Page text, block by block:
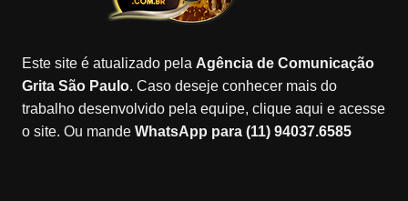
s
a
n
n
el
Este site é atualizado pela Agência de Comunicação
Grita São Paulo. Caso deseje conhecer mais do
trabalho desenvolvido pela equipe, clique aqui e acesse
o site. Ou mande WhatsApp para (11) 94037.6585